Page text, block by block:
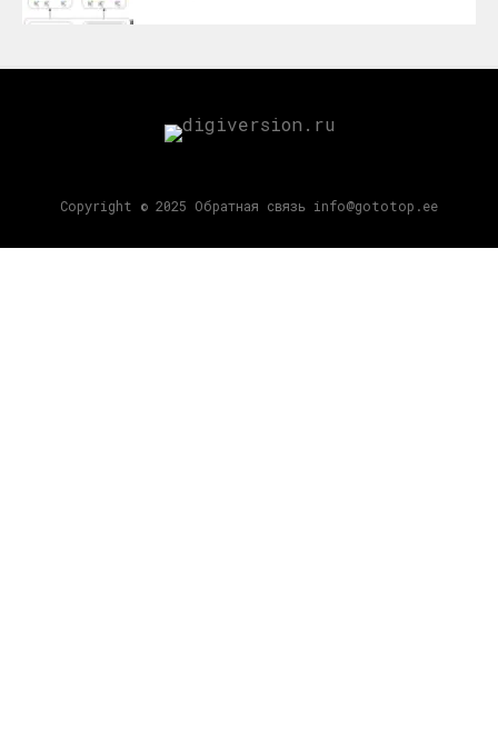
Copyright © 2025 Обратная связь info@gototop.ee